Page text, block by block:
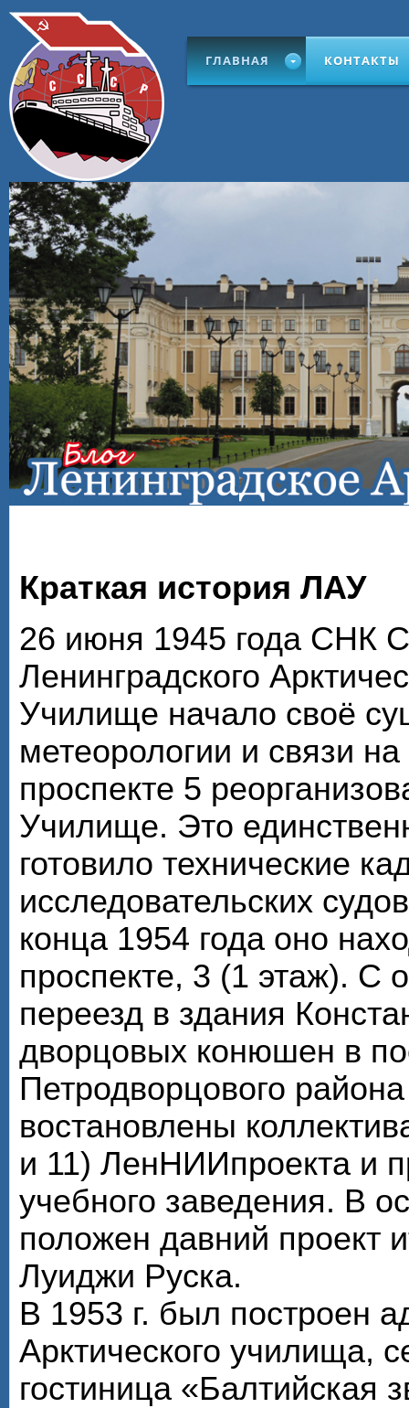
ГЛАВНАЯ КОНТАКТЫ
Краткая история ЛАУ
26 июня 1945 года СНК
Ленинградского
Училище начало своё
метеорологии и связи
проспекте 5
Училище. Это
готовило технические
исследовательских
конца 1954 года оно
проспекте, 3 (1 этаж). С
переезд в здания
дворцовых конюшен в
Петродворцового
востановлены
и 11) ЛенНИИпроекта и
учебного заведения. В
положен давний проект
Луиджи Руска.
В 1953 г. был построен
Арктического училища,
гостиница «Балтийская